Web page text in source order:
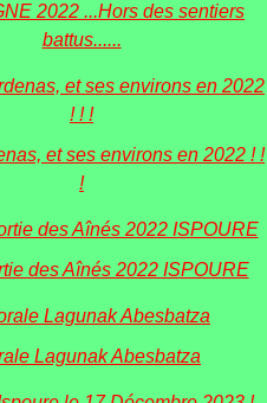
2022 ...Hors des sentiers
battus......
et ses environs en 2022 ! !
!
des Aînés 2022 ISPOURE
Lagunak Abesbatza